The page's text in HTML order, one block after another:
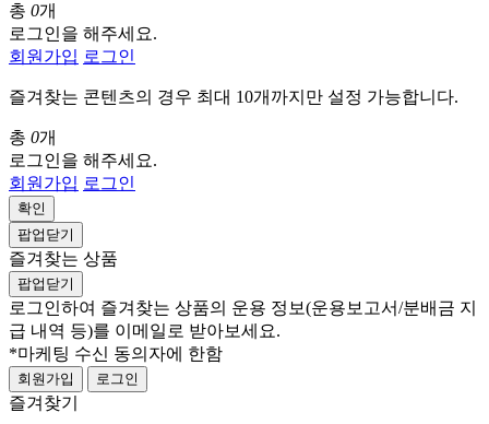
총 0개
로그인을 해주세요.
회원가입 로그인
즐겨찾는 콘텐츠의 경우 최대 10개까지만 설정 가능합니다.
총 0개
로그인을 해주세요.
회원가입 로그인
확인
팝업닫기
즐겨찾는 상품
팝업닫기
로그인하여 즐겨찾는 상품의 운용 정보(운용보고서/분배금 지
급 내역 등)를 이메일로 받아보세요.
*마케팅 수신 동의자에 한함
회원가입 로그인
즐겨찾기